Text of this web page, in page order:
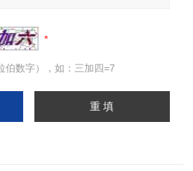
伯数字），如：三加四=7